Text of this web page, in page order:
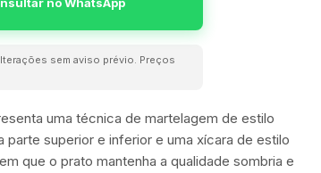
sem aviso prévio. Preços
uma técnica de martelagem de estilo
superior e inferior e uma xícara de estilo
que o prato mantenha a qualidade sombria e